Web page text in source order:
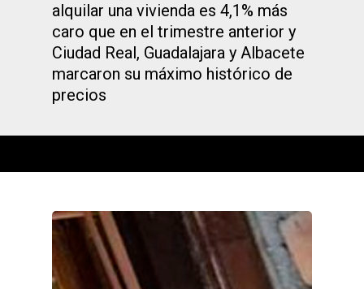
alquilar una vivienda es 4,1% más
caro que en el trimestre anterior y
Ciudad Real, Guadalajara y Albacete
marcaron su máximo histórico de
precios